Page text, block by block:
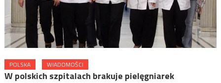
POLSKA WIADOMOŚCI
W polskich szpitalach brakuje pielęgniarek